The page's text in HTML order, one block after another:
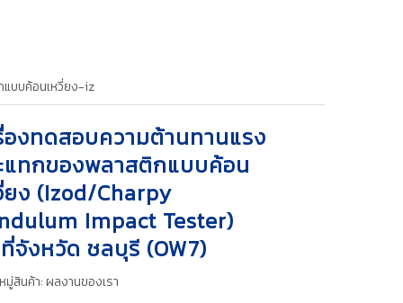
แบบค้อนเหวี่ยง-iz
องทดสอบความต้านทานแรง
แทกของพลาสติกแบบค้อน
ยง (Izod/Charpy
Impact Tester)
จังหวัด ชลบุรี (OW7)
มู่สินค้า:ผลงานของเรา